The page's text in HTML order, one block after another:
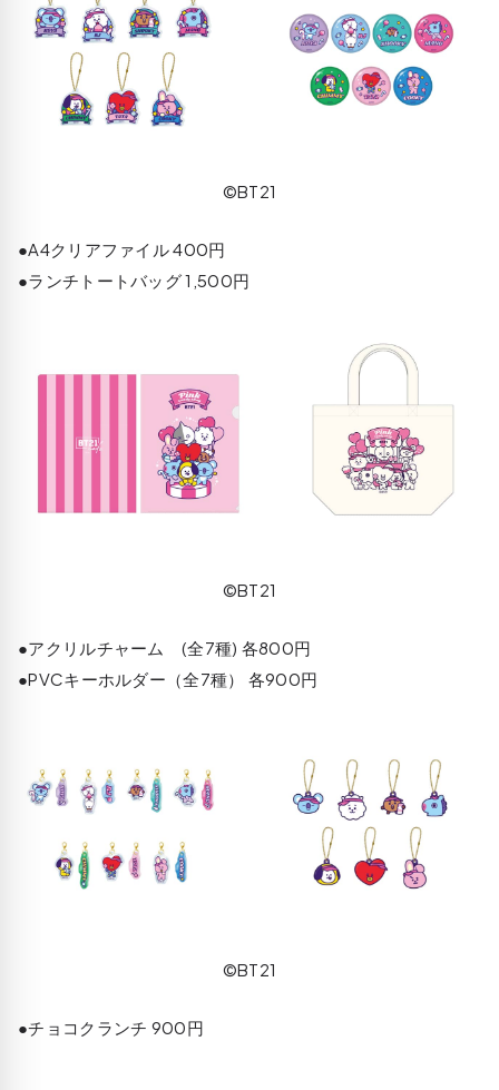
©BT21
●A4クリアファイル 400円
●ランチトートバッグ 1,500円
©BT21
●アクリルチャーム (全7種) 各800円
●PVCキーホルダー（全7種） 各900円
©BT21
●チョコクランチ 900円